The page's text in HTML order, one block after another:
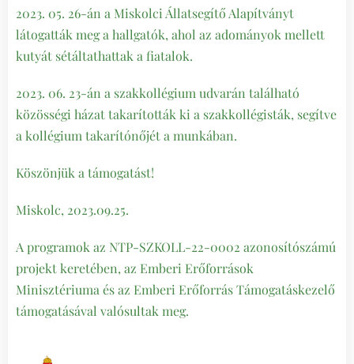
2023. 05. 26-án a Miskolci Állatsegítő Alapítványt
látogatták meg a hallgatók, ahol az adományok mellett
kutyát sétáltathattak a fiatalok.
2023. 06. 23-án a szakkollégium udvarán található
közösségi házat takarították ki a szakkollégisták, segítve
a kollégium takarítónőjét a munkában.
Köszönjük a támogatást!
Miskolc, 2023.09.25.
A programok az NTP-SZKOLL-22-0002 azonosítószámú
projekt keretében, az Emberi Erőforrások
Minisztériuma és az Emberi Erőforrás Támogatáskezelő
támogatásával valósultak meg.